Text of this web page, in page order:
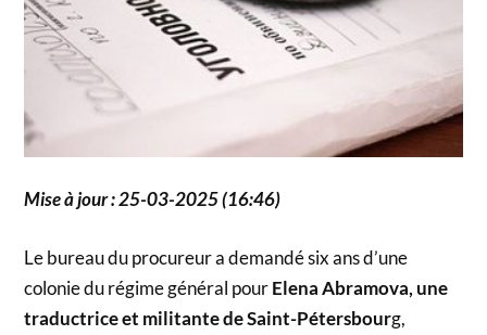
Mise à jour : 25-03-2025 (16:46)
Le bureau du procureur a demandé six ans d’une
colonie du régime général pourElena Abramova, une
traductrice et militante de Saint-Pétersbourg,